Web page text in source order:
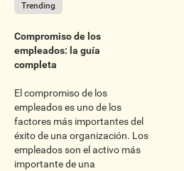
Trending
Compromiso de los
empleados: la guía
completa
El compromiso de los
empleados es uno de los
factores más importantes del
éxito de una organización. Los
empleados son el activo más
importante de una